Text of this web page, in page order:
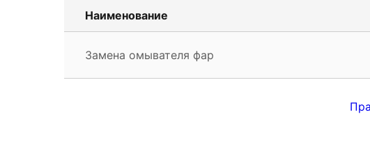
Наименование
Замена омывателя фар